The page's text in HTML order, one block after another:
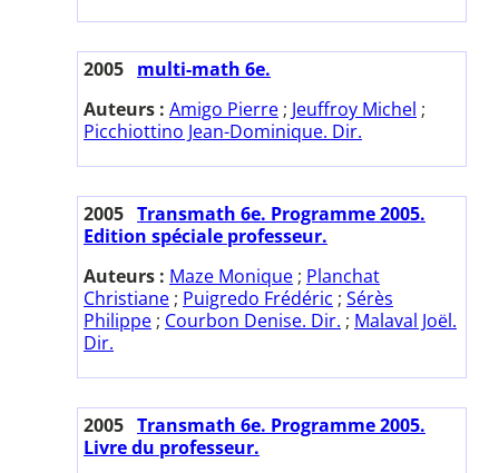
2005 multi-math 6e.
Auteurs : Amigo Pierre ; Jeuffroy Michel ;
Picchiottino Jean-Dominique. Dir.
2005 Transmath 6e. Programme 2005.
Edition spéciale professeur.
Auteurs : Maze Monique ; Planchat
Christiane ; Puigredo Frédéric ; Sérès
Philippe ; Courbon Denise. Dir. ; Malaval Joël.
Dir.
2005 Transmath 6e. Programme 2005.
Livre du professeur.